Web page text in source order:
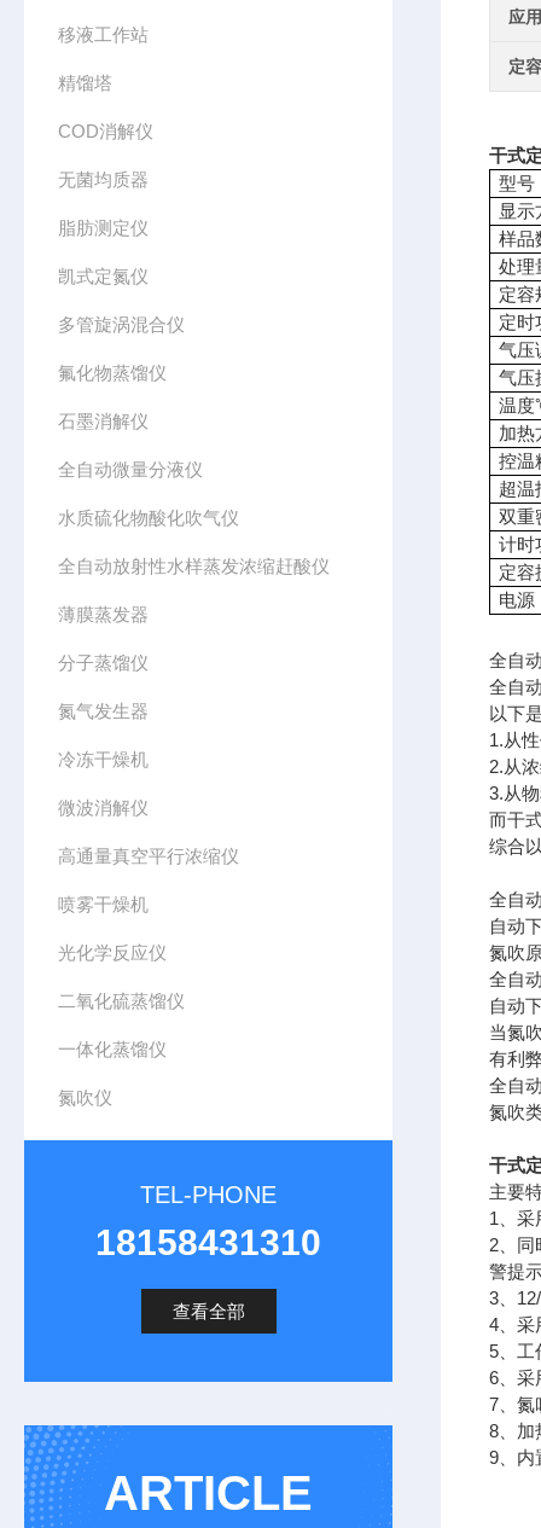
移液工作站
精馏塔
COD消解仪
无菌均质器
脂肪测定仪
凯式定氮仪
多管旋涡混合仪
氟化物蒸馏仪
石墨消解仪
全自动微量分液仪
水质硫化物酸化吹气仪
全自动放射性水样蒸发浓缩赶酸仪
薄膜蒸发器
分子蒸馏仪
氮气发生器
冷冻干燥机
微波消解仪
高通量真空平行浓缩仪
喷雾干燥机
光化学反应仪
二氧化硫蒸馏仪
一体化蒸馏仪
氮吹仪
TEL-PHONE
18158431310
查看全部
ARTICLE
应
定
干式
型号
显示
样品
处理
定容
定时
气压
气压
温
加热
控
超温
双重
计时
定容
电源
全自
全自
以下
1.从
2.从
3.从
而干
综合
全自
自动
氮吹
全自
自动
当氮
有利
全自
氮吹
干式
主要
1、采
2、同
警提
3、
4、采
5、工
6、采
7、氮
8、加
9、内